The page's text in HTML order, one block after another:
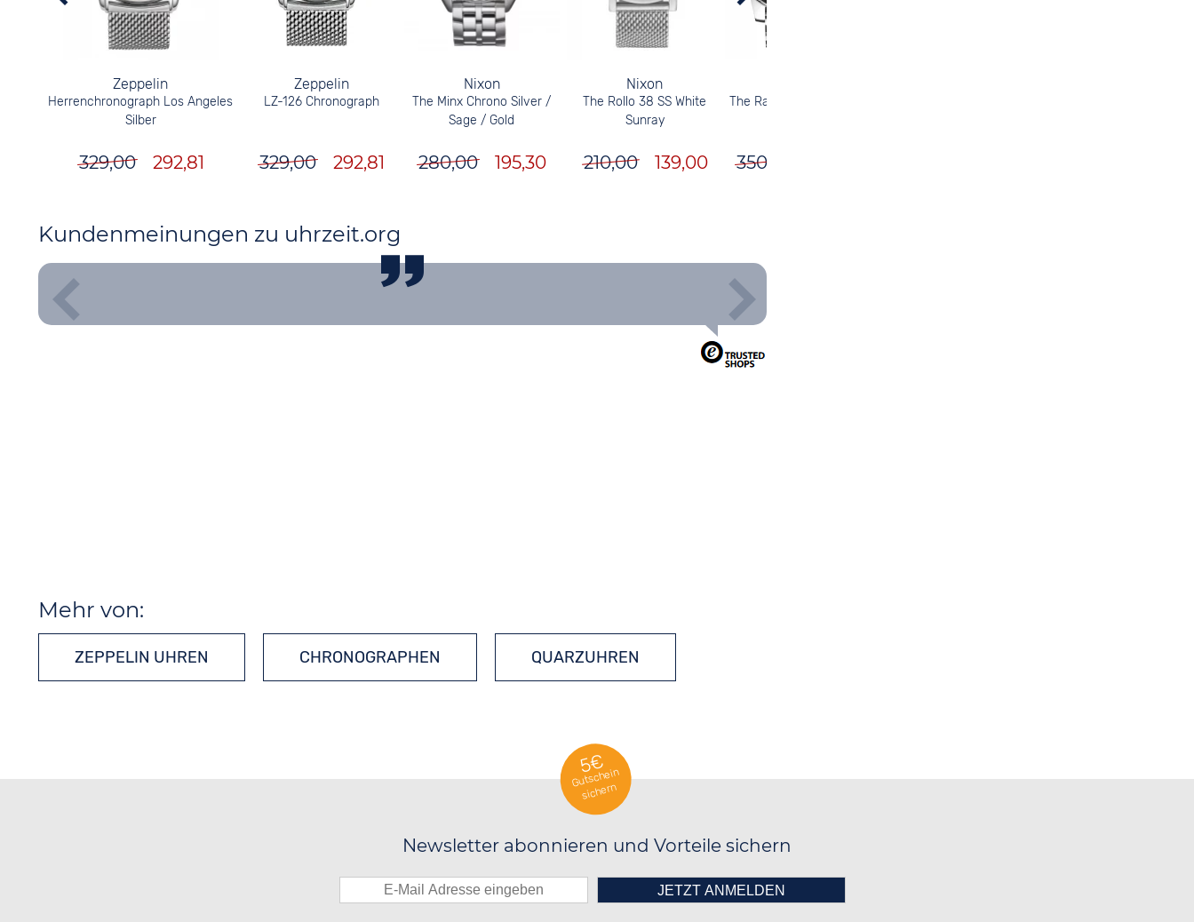
Zeppelin
Herrenchronograph Los Angeles
Silber
329,00 292,81
Zeppelin
LZ-126 Chronograph
329,00 292,81
Nixon
The Minx Chrono Silver /
Sage / Gold
280,00 195,30
Nixon
The Rollo 38 SS White
Sunray
210,00 139,00
The Ranger Chrono Black
350,00
Kundenmeinungen zu uhrzeit.org
Mehr von:
ZEPPELIN UHREN CHRONOGRAPHEN QUARZUHREN
5€
Gutschein
sichern
Newsletter abonnieren und Vorteile sichern